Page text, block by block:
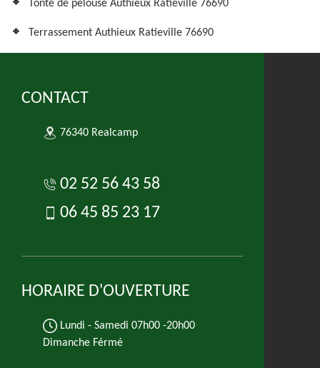
Tonte de pelouse Authieux Ratieville 76690
Terrassement Authieux Ratieville 76690
CONTACT
76340 Realcamp
02 52 56 43 58
06 45 85 23 17
HORAIRE D'OUVERTURE
Lundi - Samedi 07h00 -20h00
Dimanche Férmé